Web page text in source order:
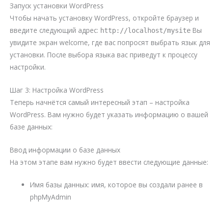
Запуск установки WordPress
Чтобы начать установку WordPress, откройте браузер и
введите следующий адрес: http://localhost/mysite Вы
увидите экран welcome, где вас попросят выбрать язык для
установки. После выбора языка вас приведут к процессу
настройки.
Шаг 3: Настройка WordPress
Теперь начнётся самый интересный этап – настройка
WordPress. Вам нужно будет указать информацию о вашей
базе данных:
Ввод информации о базе данных
На этом этапе вам нужно будет ввести следующие данные:
Имя базы данных: имя, которое вы создали ранее в
phpMyAdmin